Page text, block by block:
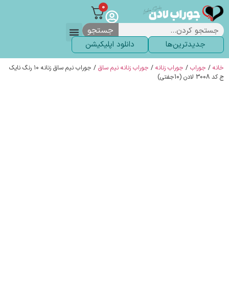
0
جستجو
جدیدترین‌ها دانلود اپلیکیشن
خانه / جوراب / جوراب زنانه / جوراب زنانه نیم ساق
/ جوراب نیم ساق زنانه ۱۰ رنگ نایک
ج کد 3008 لادن (10جفتی)